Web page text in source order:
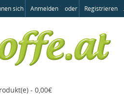
sich Anmelden oder Registrieren .
- 0,00€